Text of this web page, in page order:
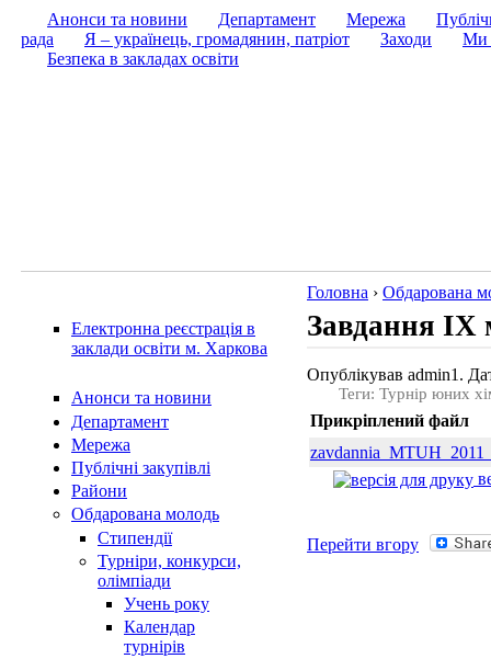
Анонси та новини Департамент Мережа
рада
Я – українець, громадянин, патріот Заходи
Ми
Безпека в закладах освіти
Електронна реєстрація в
заклади освіти м. Харкова
Анонси та новини
Департамент
Мережа
Публічні закупівлі
Райони
Обдарована молодь
Стипендії
Турнiри, конкурси,
олiмпiади
Учень року
Календар
турнірів
Головна › Обдарована
Завдання ІХ
Опублікував admin1.
Теги: Турнір юних
Прикріплений файл
Перейти вгору